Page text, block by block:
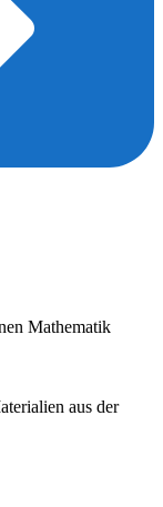
Mathematik
aus der